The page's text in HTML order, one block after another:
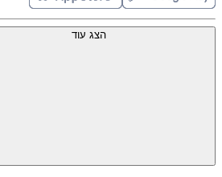
הצג עוד